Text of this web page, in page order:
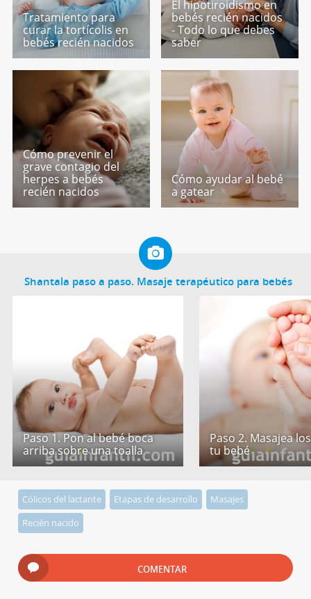
Tratamiento para
curar la tortícolis en
bebés recién nacidos
El hipotiroidismo en
bebés recién nacidos
- Todo lo que debes
saber
Cómo prevenir el
grave contagio del
herpes a bebés
recién nacidos
Cómo ayudar al bebé
a gatear
Shantala paso a paso. Masaje terapéutico para bebés
Paso 1. Pon al bebé boca
arriba sobre una toalla
Paso 2. Masajea
tu bebé
Cólicos del lactante Etapas de desarrollo
Masajes
Recién nacido
COMENTAR